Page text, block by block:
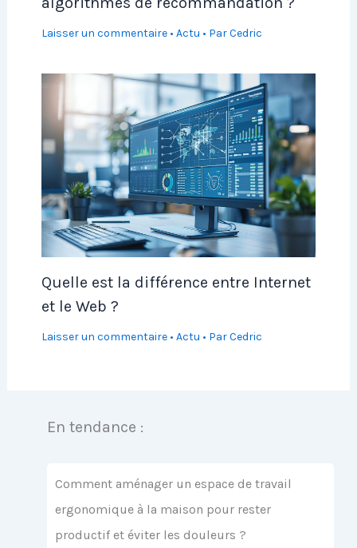
Laisser un commentaire • Actu • ParCedric
Quelle est la différence entre Internet
et le Web ?
Laisser un commentaire • Actu • ParCedric
En tendance :
Comment aménager un espace de travail
ergonomique à la maison pour rester
productif et éviter les douleurs ?